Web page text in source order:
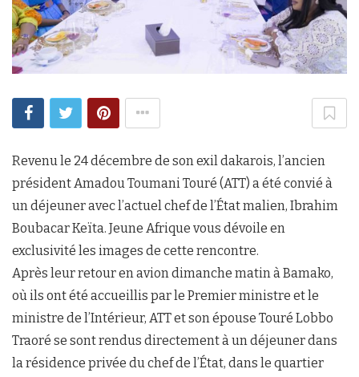
Revenu le 24 décembre de son exil dakarois, l’ancien
président Amadou Toumani Touré (ATT) a été convié à
un déjeuner avec l’actuel chef de l’État malien, Ibrahim
Boubacar Keïta. Jeune Afrique vous dévoile en
exclusivité les images de cette rencontre.
Après leur retour en avion dimanche matin à Bamako,
où ils ont été accueillis par le Premier ministre et le
ministre de l’Intérieur, ATT et son épouse Touré Lobbo
Traoré se sont rendus directement à un déjeuner dans
la résidence privée du chef de l’État, dans le quartier